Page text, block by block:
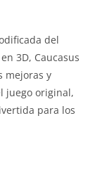
del
3D, Caucasus
mejoras y
juego original,
para los